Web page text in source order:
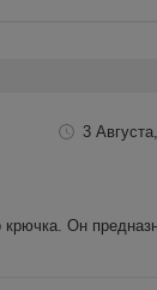
3
крючка. Он